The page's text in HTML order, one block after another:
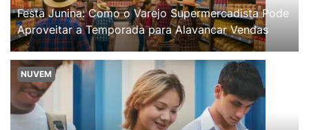
Festa Junina: Como o Varejo Supermercadista Pode
Aproveitar a Temporada para Alavancar Vendas
NUVEM